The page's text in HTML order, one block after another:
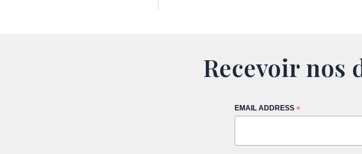
Recevoir nos
EMAIL ADDRESS *